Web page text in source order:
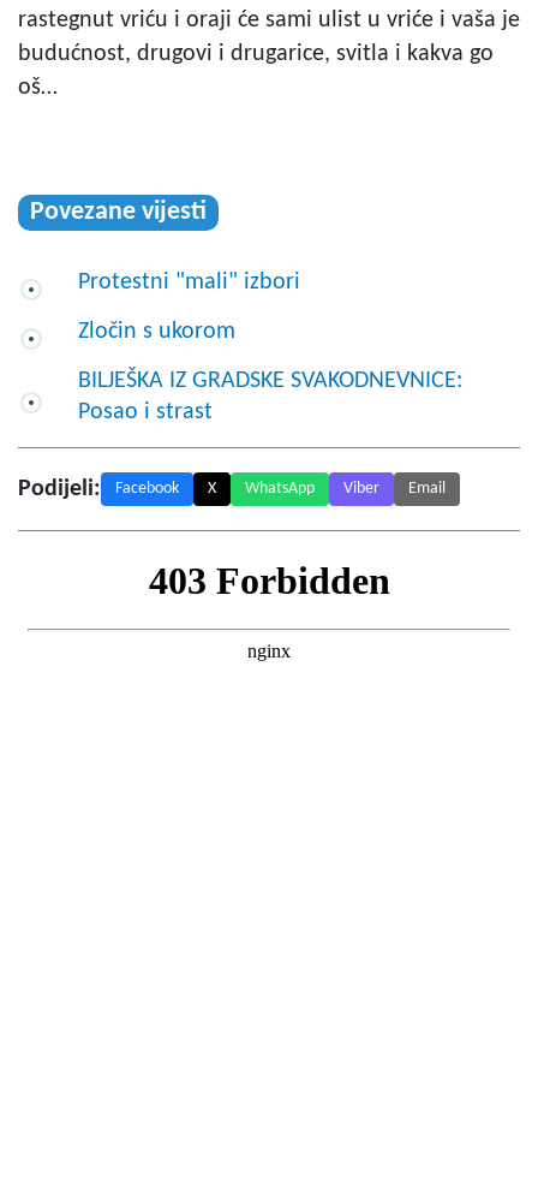
rastegnut vriću i oraji će sami ulist u vriće i vaša je
budućnost, drugovi i drugarice, svitla i kakva go
oš…
Povezane vijesti
Protestni "mali" izbori
Zločin s ukorom
BILJEŠKA IZ GRADSKE SVAKODNEVNICE:
Posao i strast
Podijeli: Facebook X WhatsApp Viber Email